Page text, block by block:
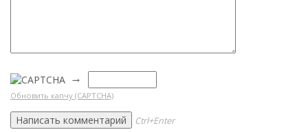
→
Обновить капчу (CAPTCHA)
Ctrl+Enter